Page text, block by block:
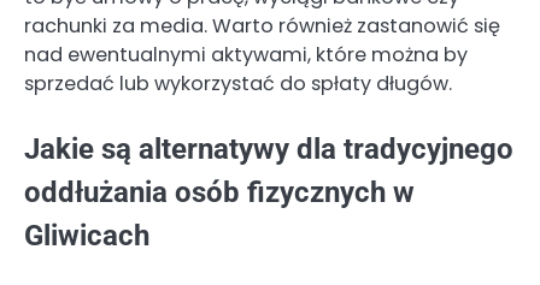
rachunki za media. Warto również zastanowić się
nad ewentualnymi aktywami, które można by
sprzedać lub wykorzystać do spłaty długów.
Jakie są alternatywy dla tradycyjnego
oddłużania osób fizycznych w
Gliwicach